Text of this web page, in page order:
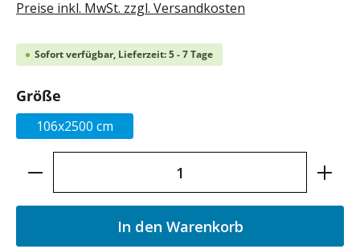
Preise inkl. MwSt. zzgl. Versandkosten
Sofort verfügbar, Lieferzeit: 5 - 7 Tage
Größe
106x2500 cm
Produkt Anzahl: Gib den gewünschten
In den Warenkorb